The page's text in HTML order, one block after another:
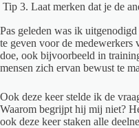
Tip 3. Laat merken dat je de
Pas geleden was ik
te geven voor de medewerkers
doe, ook bijvoorbeeld in
mensen zich ervan bewust te
Ook deze keer stelde ik de
Waarom begrijpt hij mij niet?
ook deze keer staken alle